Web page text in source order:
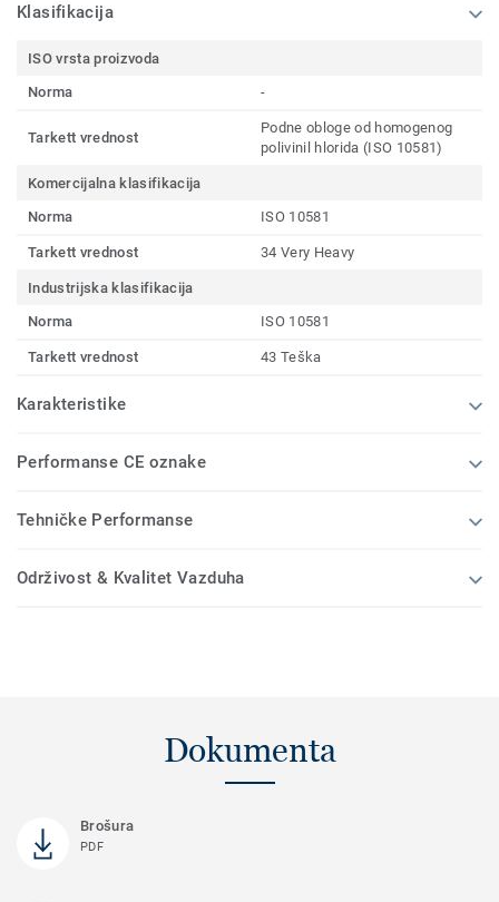
Klasifikacija
ISO vrsta proizvoda
Norma
-
Tarkett vrednost
Podne obloge od homogenog
polivinil hlorida (ISO 10581)
Komercijalna klasifikacija
Norma
ISO 10581
Tarkett vrednost 34 Very Heavy
Industrijska klasifikacija
Norma
ISO 10581
Tarkett vrednost 43 Teška
Karakteristike
Performanse CE oznake
Tehničke Performanse
Održivost & Kvalitet Vazduha
Dokumenta
Brošura
PDF